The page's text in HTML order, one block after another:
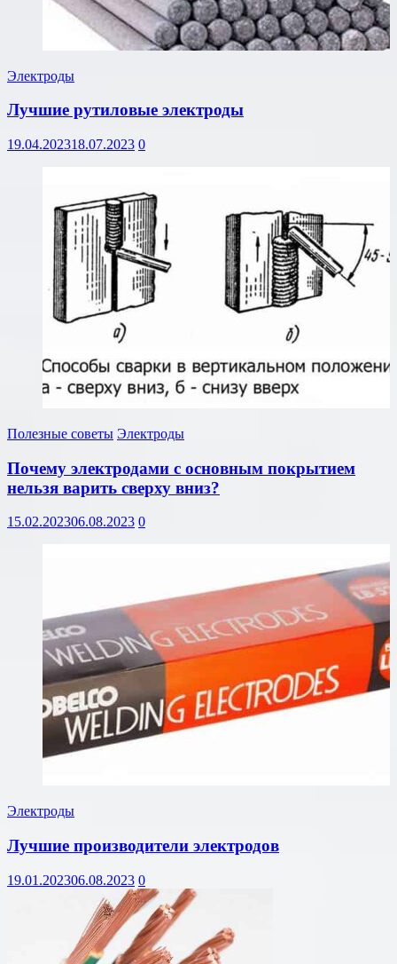
Электроды
Лучшие рутиловые электроды
19.04.202318.07.2023 0
Полезные советы Электроды
Почему электродами с основным покрытием
нельзя варить сверху вниз?
15.02.202306.08.2023 0
Электроды
Лучшие производители электродов
19.01.202306.08.2023 0